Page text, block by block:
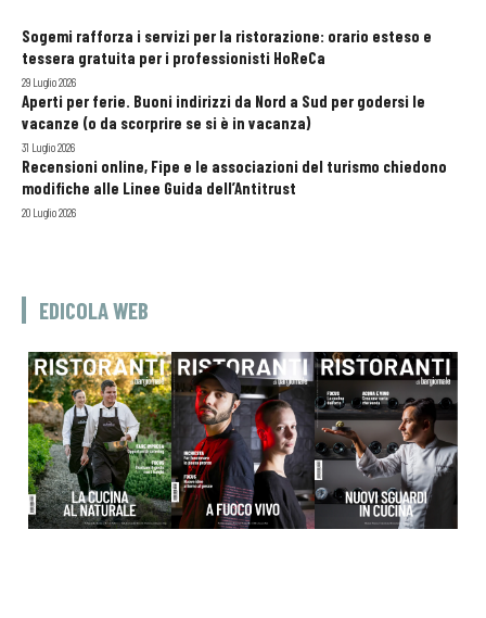
Sogemi rafforza i servizi per la ristorazione: orario esteso e
tessera gratuita per i professionisti HoReCa
29 Luglio 2026
Aperti per ferie. Buoni indirizzi da Nord a Sud per godersi le
vacanze (o da scorprire se si è in vacanza)
31 Luglio 2026
Recensioni online, Fipe e le associazioni del turismo chiedono
modifiche alle Linee Guida dell’Antitrust
20 Luglio 2026
EDICOLA WEB